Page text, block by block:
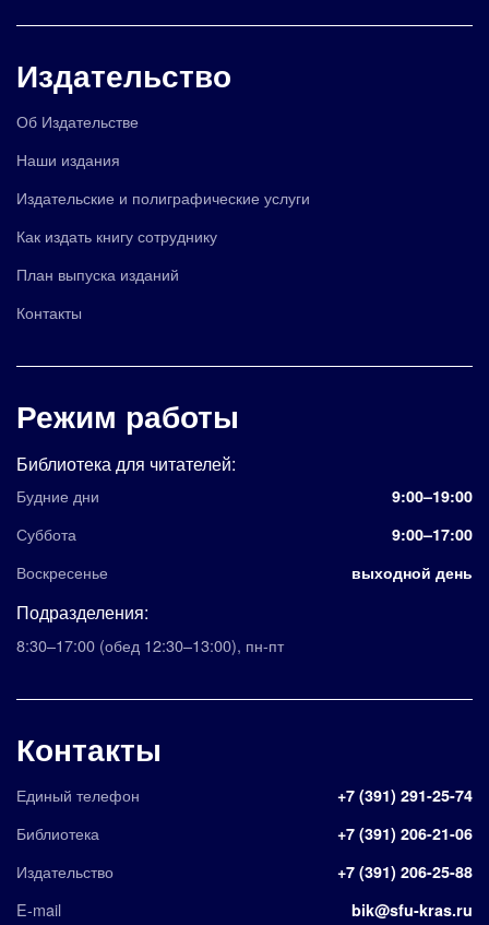
Издательство
Об Издательстве
Наши издания
Издательские и полиграфические услуги
Как издать книгу сотруднику
План выпуска изданий
Контакты
Режим работы
Библиотека для читателей:
Будние дни 9:00–19:00
Суббота 9:00–17:00
Воскресенье выходной день
Подразделения:
8:30–17:00 (обед 12:30–13:00), пн-пт
Контакты
Единый телефон +7 (391) 291-25-74
Библиотека +7 (391) 206-21-06
Издательство +7 (391) 206-25-88
E-mail bik@sfu-kras.ru